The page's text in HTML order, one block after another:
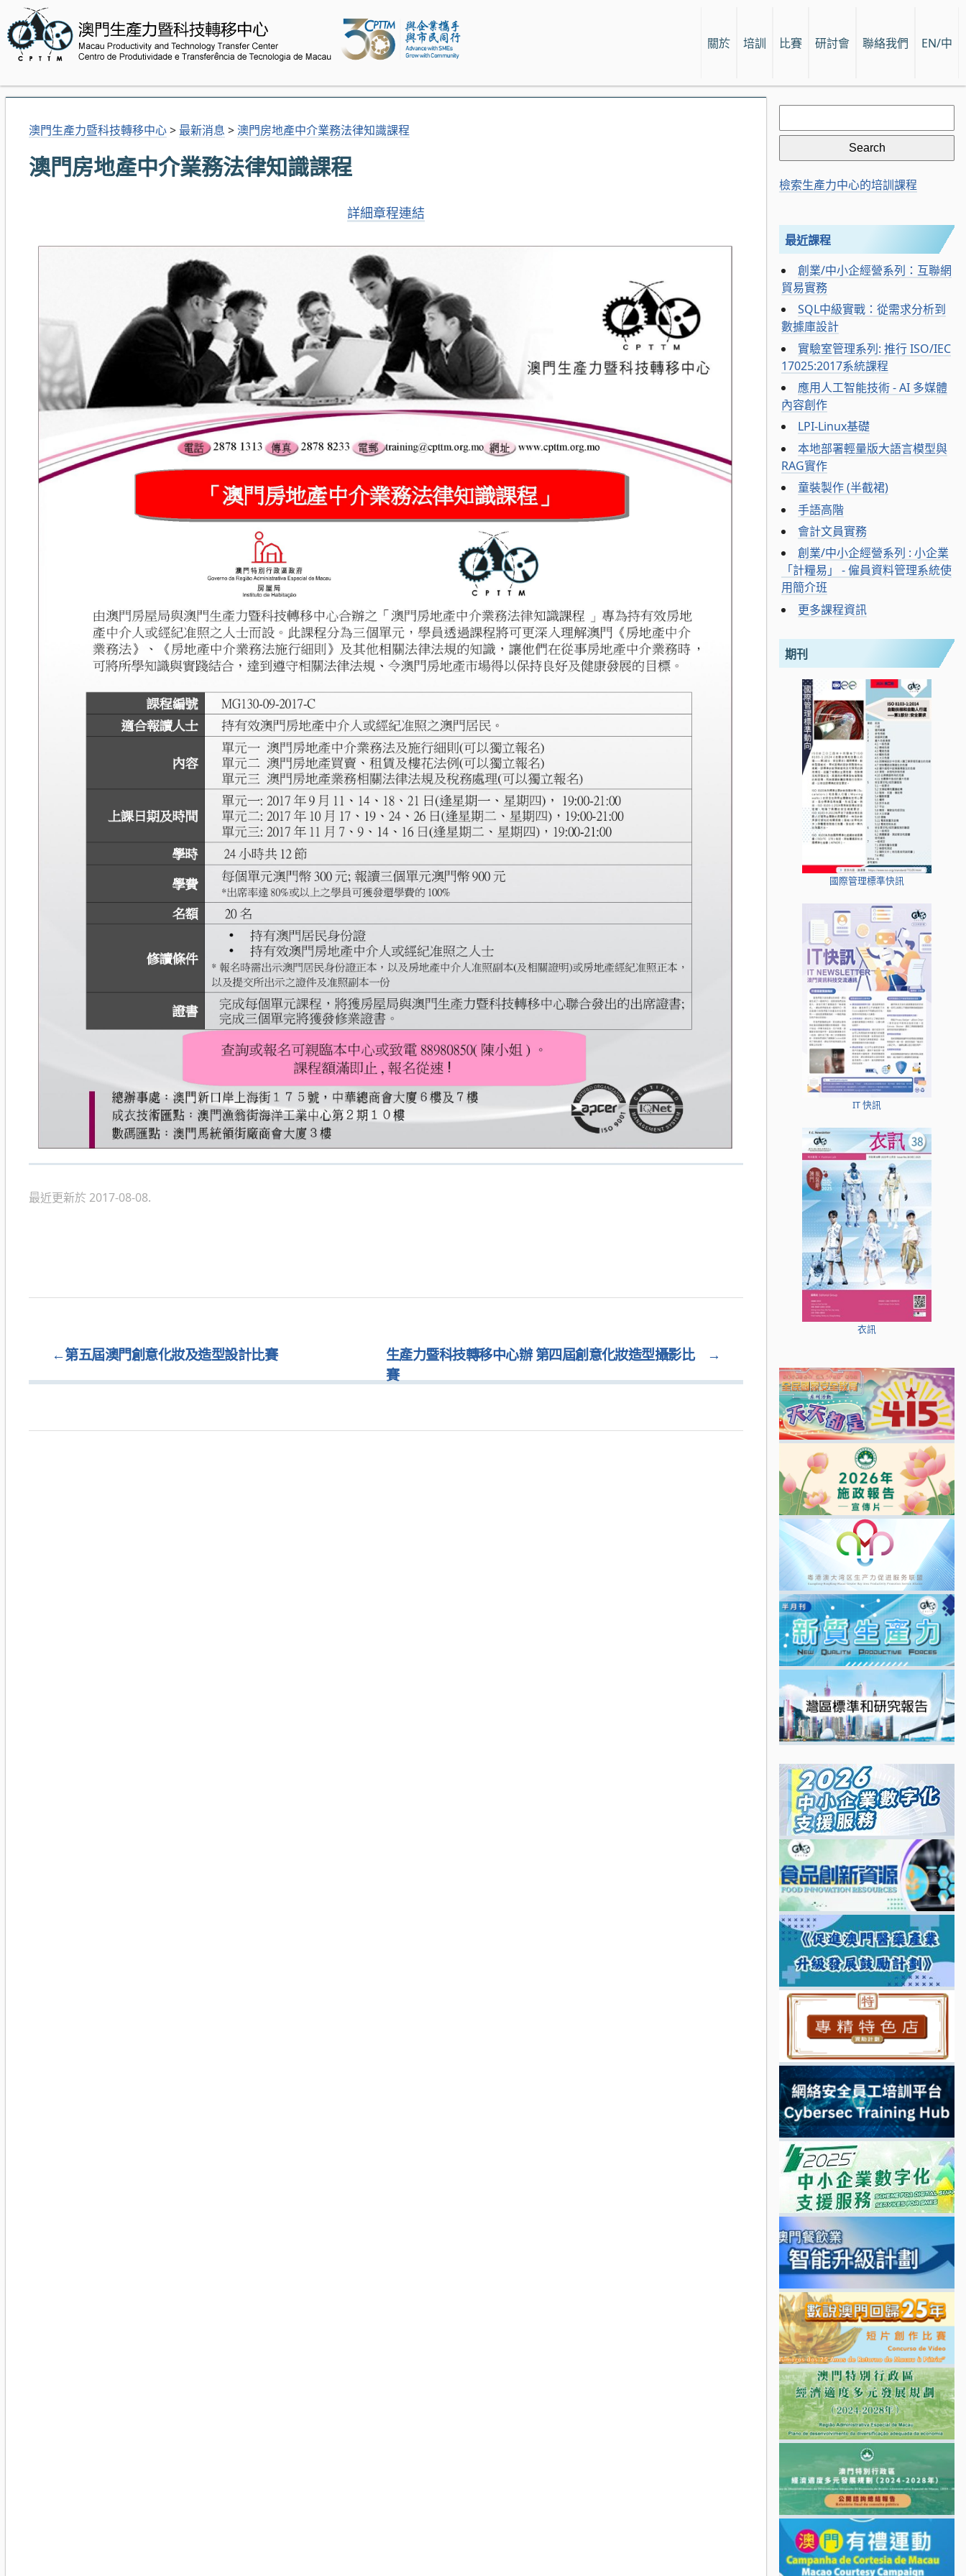
關於 培訓 比賽 研討會 聯絡我們 EN/中
澳門生產力暨科技轉移中心> 最新消息 > 澳門房地產中介業務法律知識課程
澳門房地產中介業務法律知識課程
詳細章程連結
最近更新於 2017-08-08.
←第五屆澳門創意化妝及造型設計比賽 →
生產力暨科技轉移中心辦 第四屆創意化妝造型攝影比
賽
Search
for:
檢索生產力中心的培訓課程
最近課程
創業/中小企經營系列：互聯網
貿易實務
SQL中級實戰：從需求分析到
數據庫設計
實驗室管理系列: 推行 ISO/IEC
17025:2017系統課程
應用人工智能技術 - AI 多媒體
內容創作
LPI-Linux基礎
本地部署輕量版大語言模型與
RAG實作
童裝製作 (半截裙)
手語高階
會計文員實務
創業/中小企經營系列 : 小企業
「計糧易」 - 僱員資料管理系統使
用簡介班
更多課程資訊
期刊
國際管理標準快訊
IT 快訊
衣訊